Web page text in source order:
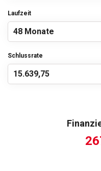
Laufzeit
Schlussrate